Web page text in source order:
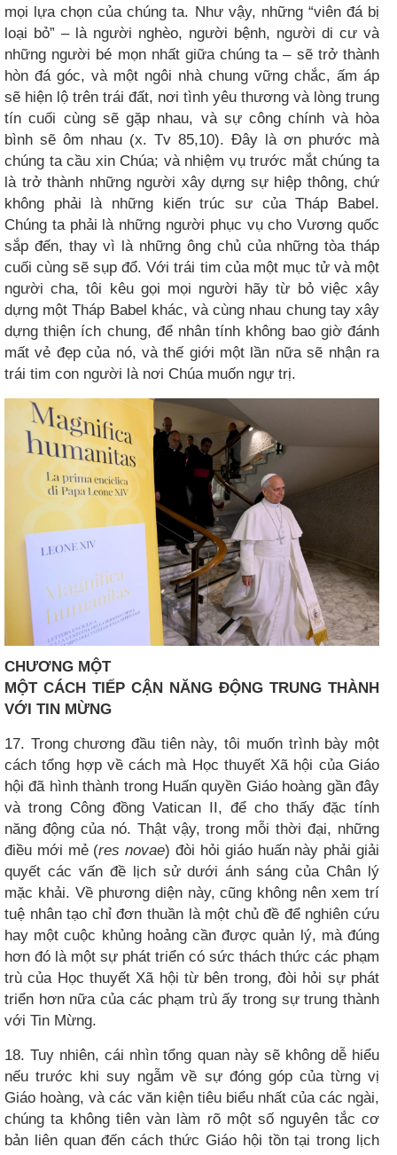
mọi lựa chọn của chúng ta. Như vậy, những “viên đá bị
loại bỏ” – là người nghèo, người bệnh, người di cư và
những người bé mọn nhất giữa chúng ta – sẽ trở thành
hòn đá góc, và một ngôi nhà chung vững chắc, ấm áp
sẽ hiện lộ trên trái đất, nơi tình yêu thương và lòng trung
tín cuối cùng sẽ gặp nhau, và sự công chính và hòa
bình sẽ ôm nhau (x. Tv 85,10). Đây là ơn phước mà
chúng ta cầu xin Chúa; và nhiệm vụ trước mắt chúng ta
là trở thành những người xây dựng sự hiệp thông, chứ
không phải là những kiến ​​trúc sư của Tháp Babel.
Chúng ta phải là những người phục vụ cho Vương quốc
sắp đến, thay vì là những ông chủ của những tòa tháp
cuối cùng sẽ sụp đổ. Với trái tim của một mục tử và một
người cha, tôi kêu gọi mọi người hãy từ bỏ việc xây
dựng một Tháp Babel khác, và cùng nhau chung tay xây
dựng thiện ích chung, để nhân tính không bao giờ đánh
mất vẻ đẹp của nó, và thế giới một lần nữa sẽ nhận ra
trái tim con người là nơi Chúa muốn ngự trị.
CHƯƠNG MỘT
MỘT CÁCH TIẾP CẬN NĂNG ĐỘNG TRUNG THÀNH
VỚI TIN MỪNG
17. Trong chương đầu tiên này, tôi muốn trình bày một
cách tổng hợp về cách mà Học thuyết Xã hội của Giáo
hội đã hình thành trong Huấn quyền Giáo hoàng gần đây
và trong Công đồng Vatican II, để cho thấy đặc tính
năng động của nó. Thật vậy, trong mỗi thời đại, những
điều mới mẻ (res novae) đòi hỏi giáo huấn này phải giải
quyết các vấn đề lịch sử dưới ánh sáng của Chân lý
mặc khải. Về phương diện này, cũng không nên xem trí
tuệ nhân tạo chỉ đơn thuần là một chủ đề để nghiên cứu
hay một cuộc khủng hoảng cần được quản lý, mà đúng
hơn đó là một sự phát triển có sức thách thức các phạm
trù của Học thuyết Xã hội từ bên trong, đòi hỏi sự phát
triển hơn nữa của các phạm trù ấy trong sự trung thành
với Tin Mừng.
18. Tuy nhiên, cái nhìn tổng quan này sẽ không dễ hiểu
nếu trước khi suy ngẫm về sự đóng góp của từng vị
Giáo hoàng, và các văn kiện tiêu biểu nhất của các ngài,
chúng ta không tiên vàn làm rõ một số nguyên tắc cơ
bản liên quan đến cách thức Giáo hội tồn tại trong lịch